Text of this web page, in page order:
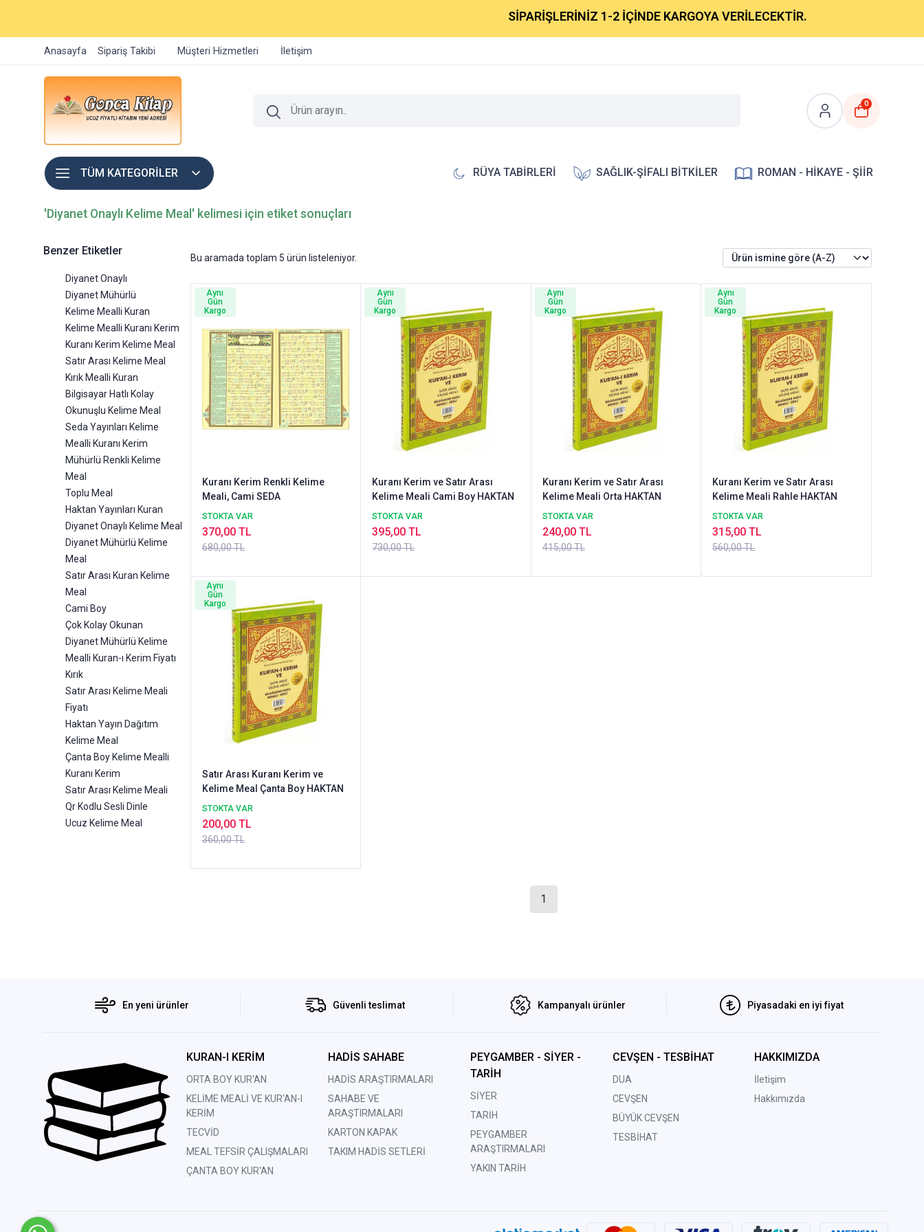
SİPARİŞLERİNİZ 1-2 İÇİNDE KARGOYA VERİLECEKTİR.
Anasayfa Sipariş Takibi Müşteri Hizmetleri İletişim
0
TÜM KATEGORİLER RÜYA TABİRLERİ SAĞLIK-ŞİFALI BİTKİLER ROMAN - HİKAYE - ŞİİR
'Diyanet Onaylı Kelime Meal' kelimesi için etiket sonuçları
Benzer Etiketler
Diyanet Onaylı
Diyanet Mühürlü
Kelime Mealli Kuran
Kelime Mealli Kuranı Kerim
Kuranı Kerim Kelime Meal
Satır Arası Kelime Meal
Kırık Mealli Kuran
Bilgisayar Hatlı Kolay
Okunuşlu Kelime Meal
Seda Yayınları Kelime
Mealli Kuranı Kerim
Mühürlü Renkli Kelime
Meal
Toplu Meal
Haktan Yayınları Kuran
Diyanet Onaylı Kelime Meal
Diyanet Mühürlü Kelime
Meal
Satır Arası Kuran Kelime
Meal
Cami Boy
Çok Kolay Okunan
Diyanet Mühürlü Kelime
Mealli Kuran-ı Kerim Fiyatı
Kırık
Satır Arası Kelime Meali
Fiyatı
Haktan Yayın Dağıtım
Kelime Meal
Çanta Boy Kelime Mealli
Kuranı Kerim
Satır Arası Kelime Meali
Qr Kodlu Sesli Dinle
Ucuz Kelime Meal
Bu aramada toplam 5 ürün listeleniyor.
Kuranı Kerim Renkli Kelime
Meali, Cami SEDA
STOKTA VAR
680,00 TL
370,00 TL
Aynı
Gün
Kargo
Kuranı Kerim ve Satır Arası
Kelime Meali Cami Boy HAKTAN
STOKTA VAR
730,00 TL
395,00 TL
Aynı
Gün
Kargo
Kuranı Kerim ve Satır Arası
Kelime Meali Orta HAKTAN
STOKTA VAR
415,00 TL
240,00 TL
Aynı
Gün
Kargo
Kuranı Kerim ve Satır Arası
Kelime Meali Rahle HAKTAN
STOKTA VAR
560,00 TL
315,00 TL
Aynı
Gün
Kargo
Satır Arası Kuranı Kerim ve
Kelime Meal Çanta Boy HAKTAN
STOKTA VAR
360,00 TL
200,00 TL
Aynı
Gün
Kargo
1
En yeni ürünler Güvenli teslimat Kampanyalı ürünler Piyasadaki en iyi fiyat
KURAN-I KERİM
ORTA BOY KUR'AN
KELİME MEALİ VE KUR'AN-I
KERİM
TECVİD
MEAL TEFSİR ÇALIŞMALARI
ÇANTA BOY KUR'AN
HADİS SAHABE
HADİS ARAŞTIRMALARI
SAHABE VE
ARAŞTIRMALARI
KARTON KAPAK
TAKIM HADİS SETLERİ
PEYGAMBER - SİYER -
TARİH
SİYER
TARİH
PEYGAMBER
ARAŞTIRMALARI
YAKIN TARİH
CEVŞEN - TESBİHAT
DUA
CEVŞEN
BÜYÜK CEVŞEN
TESBİHAT
HAKKIMIZDA
İletişim
Hakkımızda